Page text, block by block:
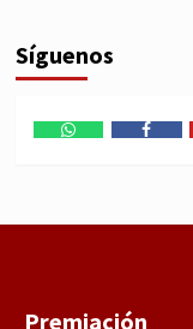
Síguenos
Premiación